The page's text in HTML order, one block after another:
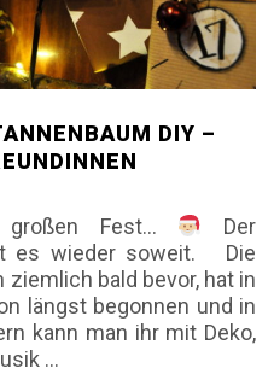
DIY –
Fest…
Der
es wieder soweit. Die
bald bevor, hat in
längst begonnen und in
kann man ihr mit Deko,
…